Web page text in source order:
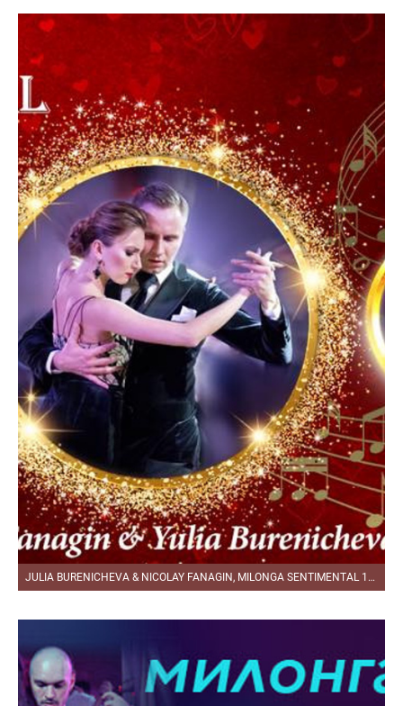
JULIA BURENICHEVA & NICOLAY FANAGIN, MILONGA SENTIMENTAL 11.3.2021